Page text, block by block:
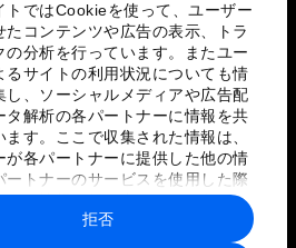
トではCookieを使って、ユーザー
たコンテンツや広告の表示、トラ
の分析を行っています。またユー
るサイトの利用状況についても情
し、ソーシャルメディアや広告配
タ解析の各パートナーに情報を共
ます。ここで収集された情報は、
が各パートナーに提供した他の情
ートナーのサービスを使用した際
れた情報と組み合わされ、各パー
よって使用されることがありま
拒否
ポリシーと利用規約